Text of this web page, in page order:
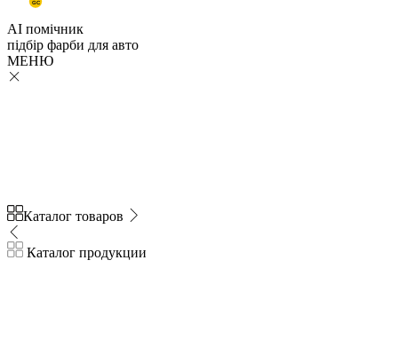
GC
AI помічник
підбір фарби для авто
МЕНЮ
Каталог товаров
Каталог продукции